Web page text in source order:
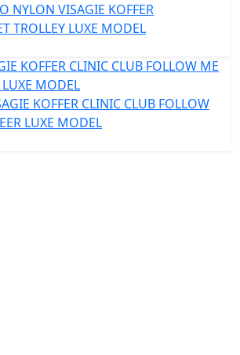
NYLON VISAGIE KOFFER
TROLLEY LUXE MODEL
KOFFER CLINIC CLUB FOLLOW ME
MODEL